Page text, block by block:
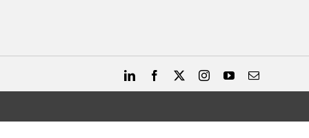
LinkedInFacebook InstagramYouTubeEmail